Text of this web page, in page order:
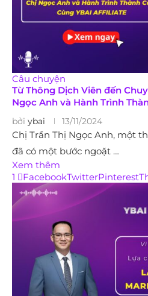
Câu chuyện
Từ Thông Dịch Viên đến
Ngọc Anh và Hành Trình
bởi ybai 13/11/2024
Chị Trần Thị Ngọc Anh, một
đã có một bước ngoặt …
Xem thêm
1
FacebookTwitterPinterest